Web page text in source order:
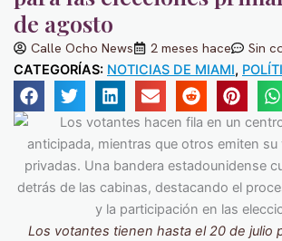
de agosto
Calle Ocho News 2 meses hace Sin
CATEGORÍAS: NOTICIAS DE MIAMI,
Los votantes tienen hasta el 20 de julio